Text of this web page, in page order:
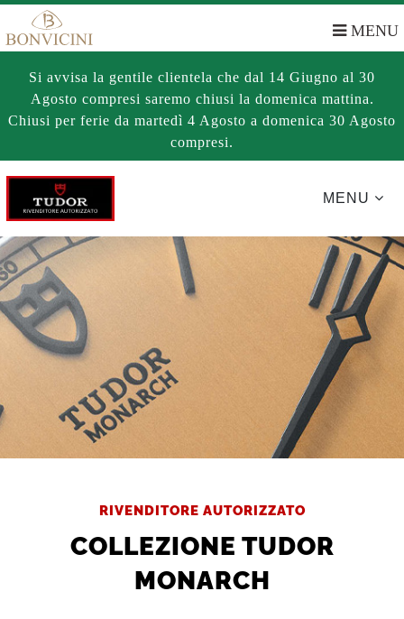
MENU
Si avvisa la gentile clientela che dal 14 Giugno al 30
Agosto compresi saremo chiusi la domenica mattina.
Chiusi per ferie da martedì 4 Agosto a domenica 30 Agosto
compresi.
MENU
RIVENDITORE AUTORIZZATO
COLLEZIONE TUDOR
MONARCH